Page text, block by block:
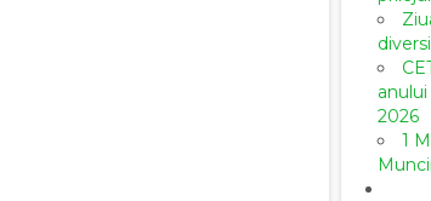
2026
1
Muncii